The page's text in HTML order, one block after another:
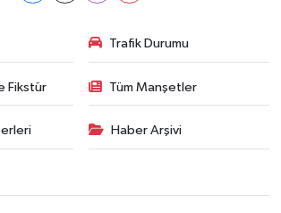
Trafik Durumu
Fikstür Tüm Manşetler
Haber Arşivi